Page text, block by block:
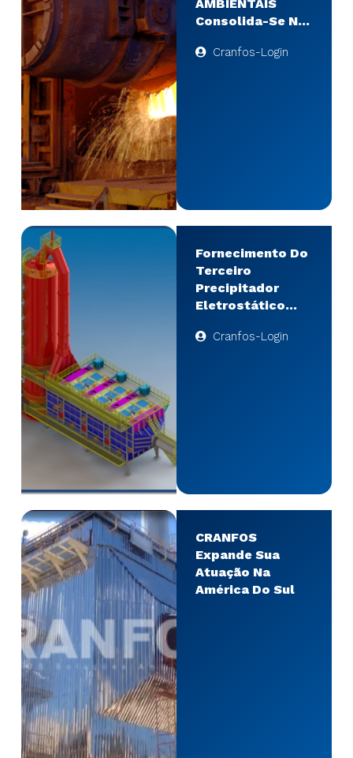
AMBIENTAIS
Consolida-Se No
Siderúrgico
Cranfos-Login
Fornecimento Do
Terceiro
Precipitador
Eletrostático
Os Altos Fornos
Cranfos-Login
CRANFOS
Expande Sua
Atuação Na
América Do Sul